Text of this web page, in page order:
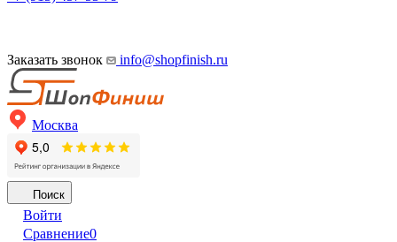
Заказать звонок info@shopfinish.ru
Москва
Поиск
Войти
Сравнение0